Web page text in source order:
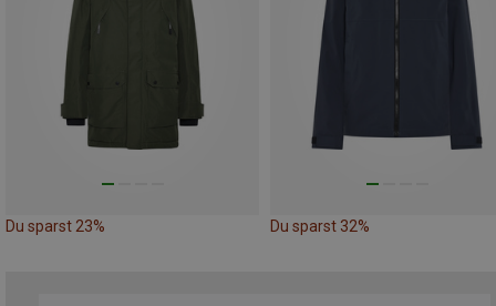
Du sparst 23% Du sparst 32%